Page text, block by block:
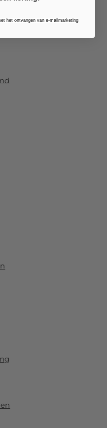
het ontvangen van e-mailmarketing